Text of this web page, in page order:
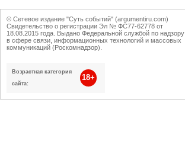
© Сетевое издание "Суть событий" (argumentiru.com)
Свидетельство о регистрации Эл № ФС77-62778 от
18.08.2015 года. Выдано Федеральной службой по надзору
в сфере связи, информационных технологий и массовых
коммуникаций (Роскомнадзор).
Возрастная категория
сайта:
18+